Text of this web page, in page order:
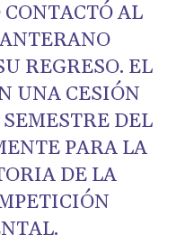
AL
REGRESO. EL
UNA CESIÓN
DEL
PARA LA
DE LA